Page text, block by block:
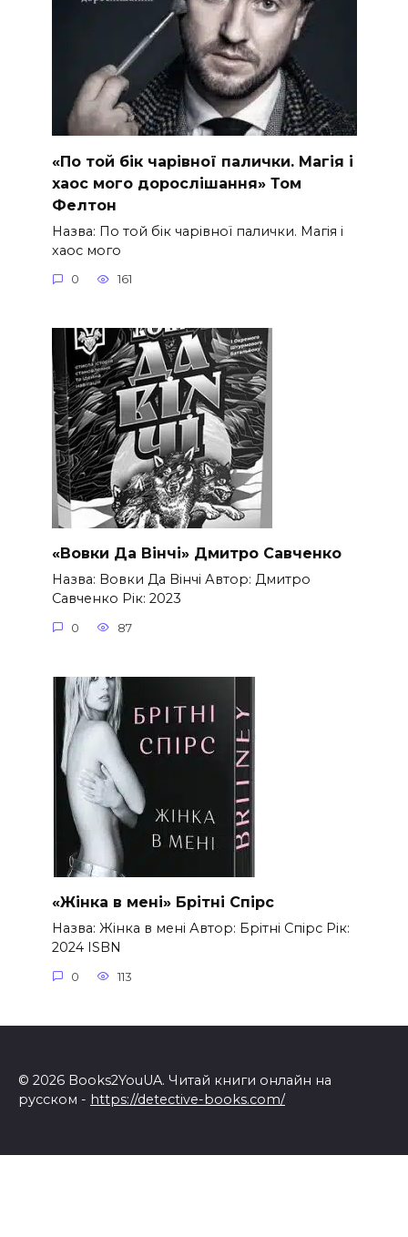
«По той бік чарівної палички. Магія і
хаос мого дорослішання» Том
Фелтон
Назва: По той бік чарівної палички. Магія і
хаос мого
0 161
«Вовки Да Вінчі» Дмитро Савченко
Назва: Вовки Да Вінчі Автор: Дмитро
Савченко Рік: 2023
0 87
«Жінка в мені» Брітні Спірс
Назва: Жінка в мені Автор: Брітні Спірс Рік:
2024 ISBN
0 113
© 2026 Books2YouUA. Читай книги онлайн на
русском - https://detective-books.com/